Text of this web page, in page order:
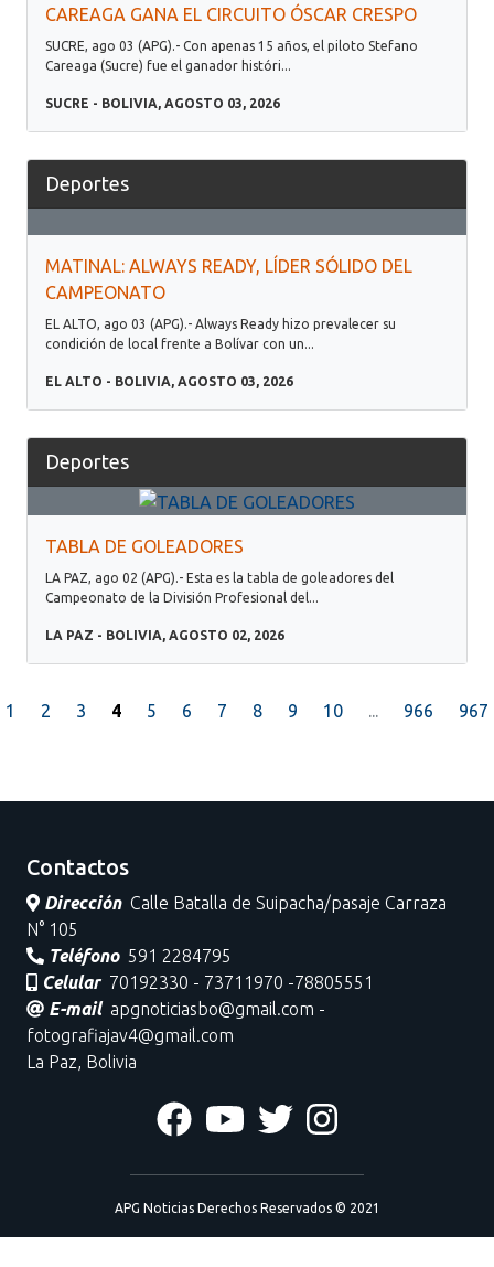
CAREAGA GANA EL CIRCUITO ÓSCAR CRESPO
SUCRE, ago 03 (APG).- Con apenas 15 años, el piloto Stefano
Careaga (Sucre) fue el ganador históri...
SUCRE - BOLIVIA, AGOSTO 03, 2026
Deportes
MATINAL: ALWAYS READY, LÍDER SÓLIDO DEL
CAMPEONATO
EL ALTO, ago 03 (APG).- Always Ready hizo prevalecer su
condición de local frente a Bolívar con un...
EL ALTO - BOLIVIA, AGOSTO 03, 2026
Deportes
TABLA DE GOLEADORES
LA PAZ, ago 02 (APG).- Esta es la tabla de goleadores del
Campeonato de la División Profesional del...
LA PAZ - BOLIVIA, AGOSTO 02, 2026
1 2 3 4 5 6 7 8 9 10 966 967
Contactos
Dirección Calle Batalla de Suipacha/pasaje Carraza
N° 105
Teléfono 591 2284795
Celular 70192330 - 73711970 -78805551
E-mail apgnoticiasbo@gmail.com -
fotografiajav4@gmail.com
La Paz, Bolivia
APG Noticias Derechos Reservados © 2021